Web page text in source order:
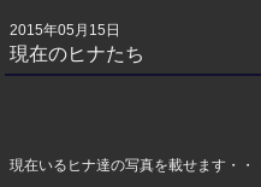
2015年05月15日
現在のヒナたち
現在いるヒナ達の写真を載せます・・